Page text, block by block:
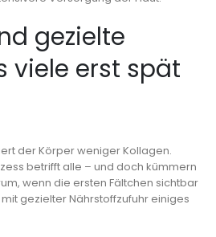
gezielte
viele erst spät
der Körper weniger Kollagen.
betrifft alle – und doch kümmern
wenn die ersten Fältchen sichtbar
gezielter Nährstoffzufuhr einiges